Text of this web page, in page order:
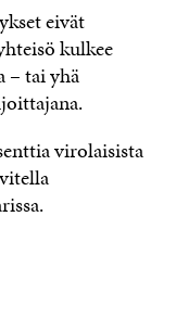
eivät
kulkee
– tai yhä
virolaisista